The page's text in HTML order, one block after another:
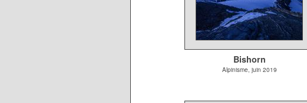
Bishorn
Alpinisme, juin 2019